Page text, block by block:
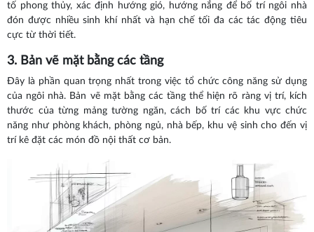
tố phong thủy, xác định hướng gió, hướng nắng để bố trí ngôi nhà
đón được nhiều sinh khí nhất và hạn chế tối đa các tác động tiêu
cực từ thời tiết.
3. Bản vẽ mặt bằng các tầng
Đây là phần quan trọng nhất trong việc tổ chức công năng sử dụng
của ngôi nhà. Bản vẽ mặt bằng các tầng thể hiện rõ ràng vị trí, kích
thước của từng mảng tường ngăn, cách bố trí các khu vực chức
năng như phòng khách, phòng ngủ, nhà bếp, khu vệ sinh cho đến vị
trí kê đặt các món đồ nội thất cơ bản.